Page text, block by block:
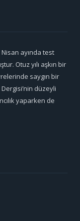
Nisan ayında test
Otuz yılı aşkın bir
saygın bir
düzeyli
yaparken de